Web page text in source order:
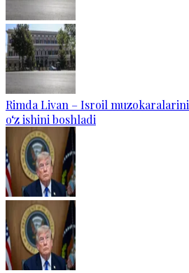
Rimda Livan – Isroil
o‘z ishini boshladi